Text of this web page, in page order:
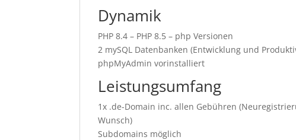
Dynamik
PHP 8.4 – PHP 8.5 – php Versionen
2 mySQL Datenbanken (Entwicklung und
phpMyAdmin vorinstalliert
Leistungsumfang
1x .de-Domain inc. allen Gebühren
Wunsch)
Subdomains möglich